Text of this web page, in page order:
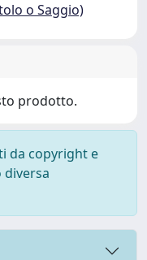
o Saggio)
prodotto.
da copyright e